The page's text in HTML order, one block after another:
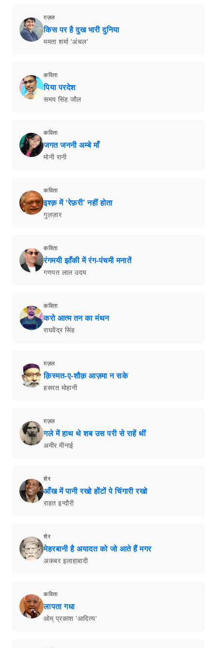
ग़ज़ल
किस पर है दुख भारी दुनिया
ममता शर्मा 'अंचल'
कविता
पिया परदेश
समय सिंह जौल
कविता
जगत जननी अम्बे माँ
मोनी रानी
कविता
इश्क़ में ‘रेफ़री’ नहीं होता
गुलज़ार
कविता
रंगमयी झाँकी में रंग-पंचमी मनातें
गणपत लाल उदय
कविता
करो आत्म तन का मंथन
राघवेंद्र सिंह
ग़ज़ल
क़िस्मत-ए-शौक़ आज़मा न सके
हसरत मोहानी
ग़ज़ल
गले में हाथ थे शब उस परी से राहें थीं
अमीर मीनाई
शेर
आँख में पानी रखो होंटों पे चिंगारी रखो
राहत इन्दौरी
शेर
मेहरबानी है अयादत को जो आते हैं मगर
अकबर इलाहाबादी
कविता
लापता गधा
ओम् प्रकाश 'आदित्य'